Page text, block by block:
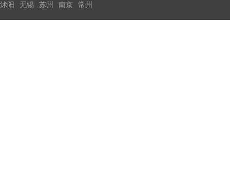
沭阳
无锡 苏州 南京 常州